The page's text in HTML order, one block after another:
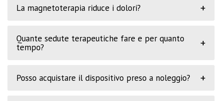
La magnetoterapia riduce i dolori? +
Quante sedute terapeutiche fare e per quanto
tempo?
+
Posso acquistare il dispositivo preso a noleggio? +